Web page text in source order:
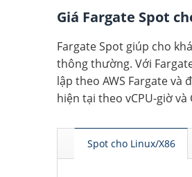
Giá Fargate Spot
Fargate Spot giúp cho
thông thường. Với
lập theo AWS Fargate
hiện tại theo vCPU-giờ
Spot cho Linux/X86